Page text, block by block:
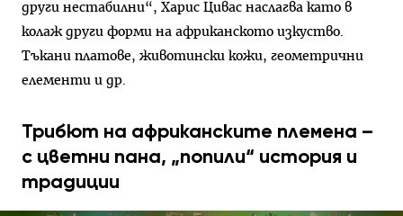
други нестабилни“, Харис Цивас наслагва като в
колаж други форми на африканското изкуство.
Тъкани платове, животински кожи, геометрични
елементи и др.
Трибют на африканските племена –
с цветни пана, „попили“ история и
традиции